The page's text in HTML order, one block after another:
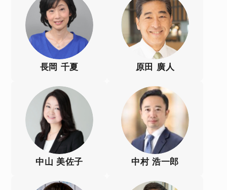
長岡 千夏 原田 廣人
中山 美佐子 中村 浩一郎